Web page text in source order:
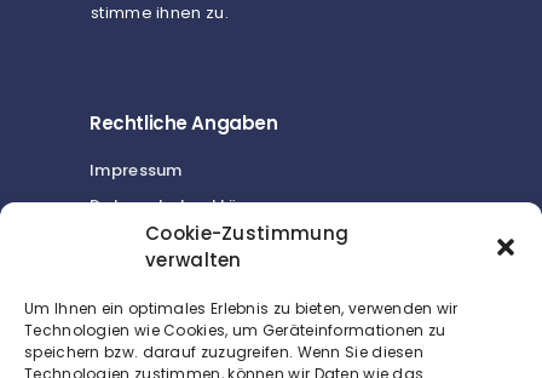
Cookie-Zustimmung
verwalten
Um Ihnen ein optimales Erlebnis zu bieten, verwenden wir
Technologien wie Cookies, um Geräteinformationen zu
speichern bzw. darauf zuzugreifen. Wenn Sie diesen
Technologien zustimmen, können wir Daten wie das
stimme ihnen zu.
Rechtliche Angaben
Impressum
Datenschutzerklärung
Cookie-Richtlinie (EU)
Sonstiges